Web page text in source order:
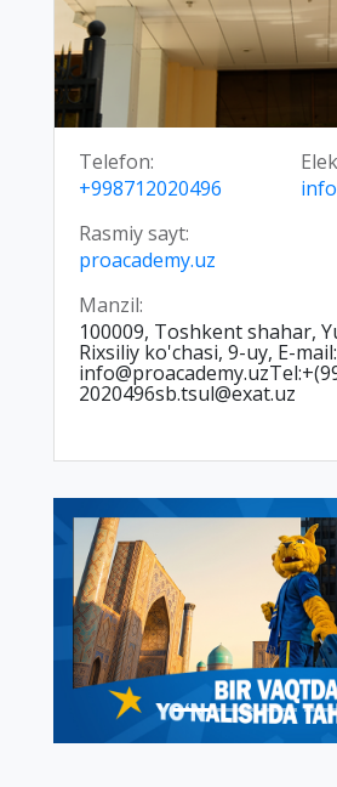
Telefon:
+998712020496
Rasmiy sayt:
proacademy.uz
Manzil:
100009, Toshkent shahar,
Rixsiliy ko'chasi, 9-uy, E-mail:
2020496sb.tsul@exat.uz